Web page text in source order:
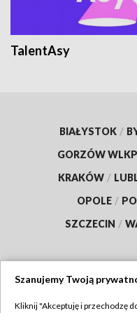
TalentAsy
BIAŁYSTOK /
GORZÓW
KRAKÓW /
OPOLE /
SZCZECIN /
Szanujemy Twoją
Kliknij "Akceptuję i przechodzę